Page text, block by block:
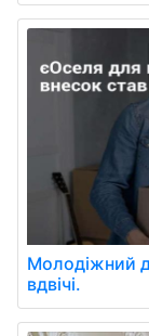
Молодіжний
вдвічі.